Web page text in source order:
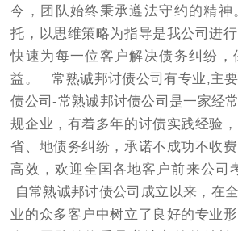
今，团队始终秉承遵法守约的精神
托，以思维策略为指导是我公司进行
快速为每一位客户解决债务纠纷，
益。 常熟诚邦讨债公司有专业,主
债公司-常熟诚邦讨债公司是一家经
规企业，有着多年的讨债实践经验
省、地债务纠纷，承诺不成功不收
高效，欢迎全国各地客户前来公司
自常熟诚邦讨债公司成立以来，在
业的众多客户中树立了良好的专业